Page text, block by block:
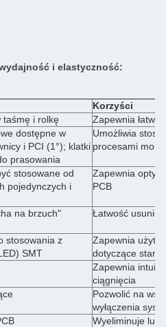
i elastyczność:
Korzyści
taśmę i rolkę
Zapewnia łatwe
dostępne w
i PCI (1°); klatki
prasowania
Umożliwia
procesami
stosowane od
pojedynczych i
Zapewnia
PCB
na brzuch"
Łatwość
stosowania z
SMT
Zapewnia
dotyczące
Zapewnia
ciągnięcia
Pozwolić na
wyłączenia
Wyeliminuje